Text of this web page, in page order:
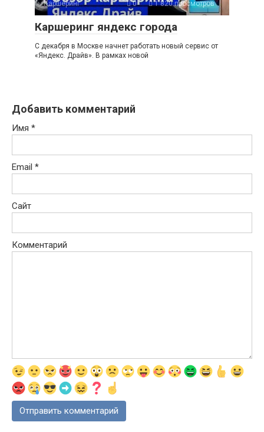
Каршеринг 0 1 820 просмотров
Каршеринг яндекс города
С декабря в Москве начнет работать новый сервис от
«Яндекс. Драйв». В рамках новой
Добавить комментарий
Имя *
Email *
Сайт
Комментарий